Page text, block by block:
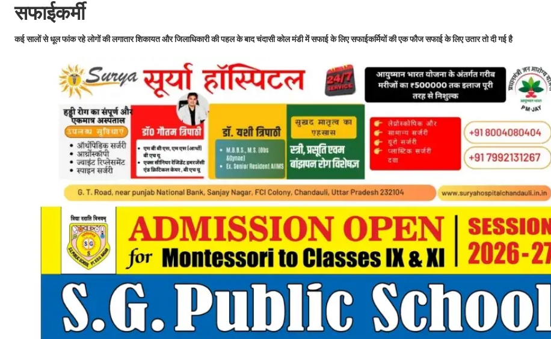
सफाईकर्मी
कई सालों से धूल फांक रहे लोगों की लगातार शिकायत और जिलाधिकारी की पहल के बाद चंदासी कोल मंडी में सफाई के लिए सफाईकर्मियों की एक फौज सफाई के लिए उतार तो दी गई है